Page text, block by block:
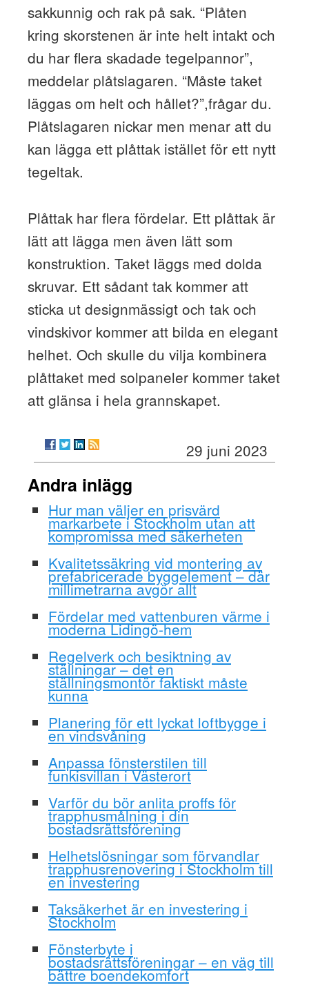
sakkunnig och rak på sak. “Plåten
kring skorstenen är inte helt intakt och
du har flera skadade tegelpannor”,
meddelar plåtslagaren. “Måste taket
läggas om helt och hållet?”,frågar du.
Plåtslagaren nickar men menar att du
kan lägga ett plåttak istället för ett nytt
tegeltak.
Plåttak har flera fördelar. Ett plåttak är
lätt att lägga men även lätt som
konstruktion. Taket läggs med dolda
skruvar. Ett sådant tak kommer att
sticka ut designmässigt och tak och
vindskivor kommer att bilda en elegant
helhet. Och skulle du vilja kombinera
plåttaket med solpaneler kommer taket
att glänsa i hela grannskapet.
29 juni 2023
Andra inlägg
Hur man väljer en prisvärd
markarbete i Stockholm utan att
kompromissa med säkerheten
Kvalitetssäkring vid montering av
prefabricerade byggelement – där
millimetrarna avgör allt
Fördelar med vattenburen värme i
moderna Lidingö-hem
Regelverk och besiktning av
ställningar – det en
ställningsmontör faktiskt måste
kunna
Planering för ett lyckat loftbygge i
en vindsvåning
Anpassa fönsterstilen till
funkisvillan i Västerort
Varför du bör anlita proffs för
trapphusmålning i din
bostadsrättsförening
Helhetslösningar som förvandlar
trapphusrenovering i Stockholm till
en investering
Taksäkerhet är en investering i
Stockholm
Fönsterbyte i
bostadsrättsföreningar – en väg till
bättre boendekomfort